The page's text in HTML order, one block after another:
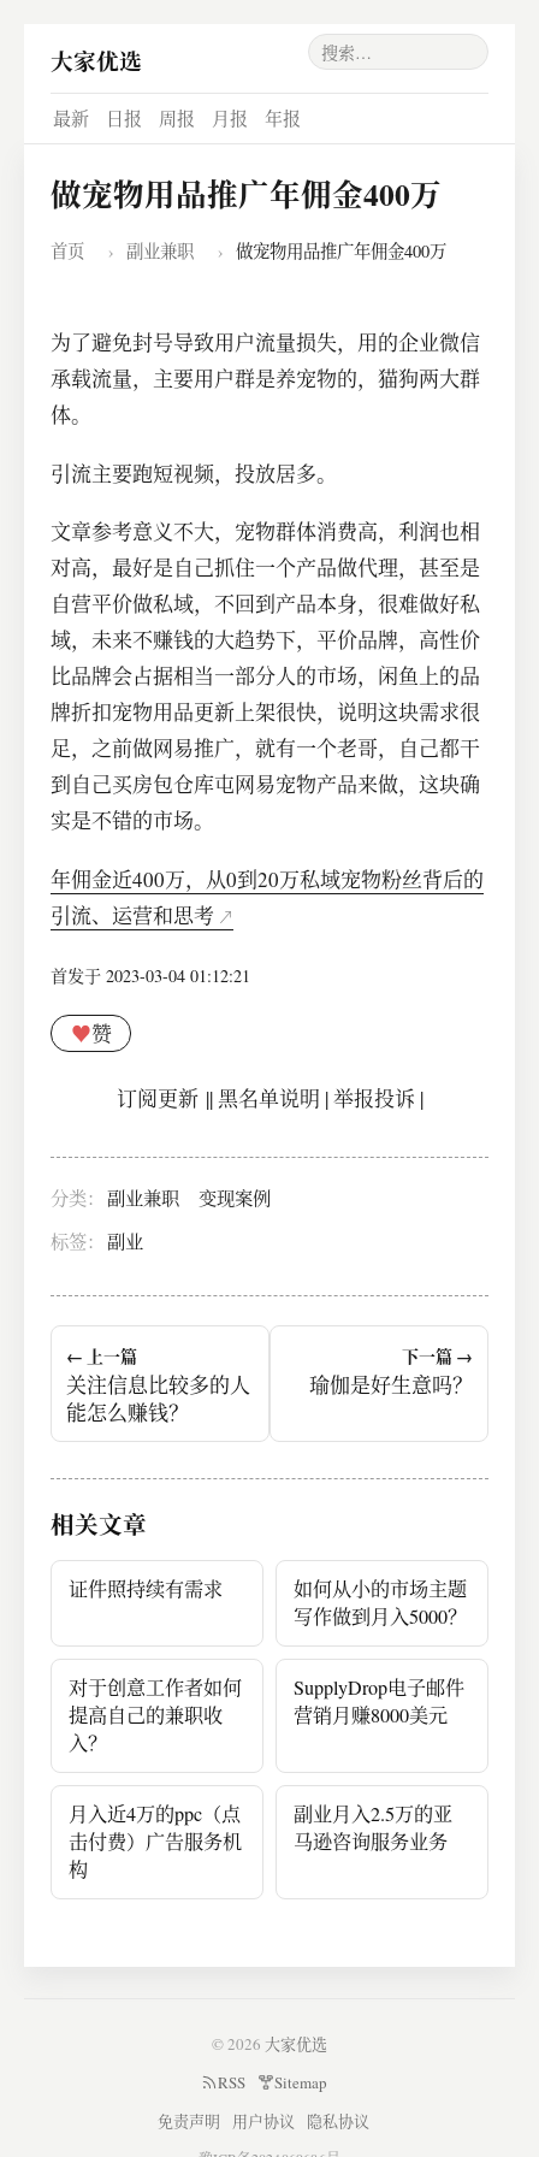
大家优选
最新 日报 周报 月报 年报
做宠物用品推广年佣金400万
首页 › 副业兼职 › 做宠物用品推广年佣金400万
为了避免封号导致用户流量损失，用的企业微信
承载流量，主要用户群是养宠物的，猫狗两大群
体。
引流主要跑短视频，投放居多。
文章参考意义不大，宠物群体消费高，利润也相
对高，最好是自己抓住一个产品做代理，甚至是
自营平价做私域，不回到产品本身，很难做好私
域，未来不赚钱的大趋势下，平价品牌，高性价
比品牌会占据相当一部分人的市场，闲鱼上的品
牌折扣宠物用品更新上架很快，说明这块需求很
足，之前做网易推广，就有一个老哥，自己都干
到自己买房包仓库屯网易宠物产品来做，这块确
实是不错的市场。
年佣金近400万，从0到20万私域宠物粉丝背后的
引流、运营和思考
首发于 2023-03-04 01:12:21
♥赞
订阅更新||黑名单说明 |举报投诉 |
分类： 副业兼职
变现案例
标签： 副业
← 上一篇
关注信息比较多的人
能怎么赚钱？
下一篇 →
瑜伽是好生意吗？
相关文章
证件照持续有需求
如何从小的市场主题
写作做到月入5000？
对于创意工作者如何
提高自己的兼职收
入？
SupplyDrop电子邮件
营销月赚8000美元
月入近4万的ppc（点
击付费）广告服务机
构
副业月入2.5万的亚
马逊咨询服务业务
© 2026 大家优选
RSS
Sitemap
免责声明
用户协议 隐私协议